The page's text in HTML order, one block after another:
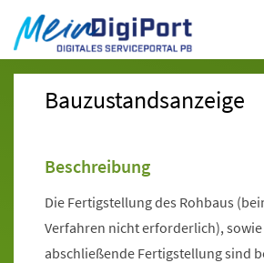
Digitales
Zur Hauptnavigation
Zum Inhalt
Zum Footer
Bauzustandsanzeige
Beschreibung
Die Fertigstellung des Rohbaus
Verfahren nicht erforderlich),
abschließende Fertigstellung sind